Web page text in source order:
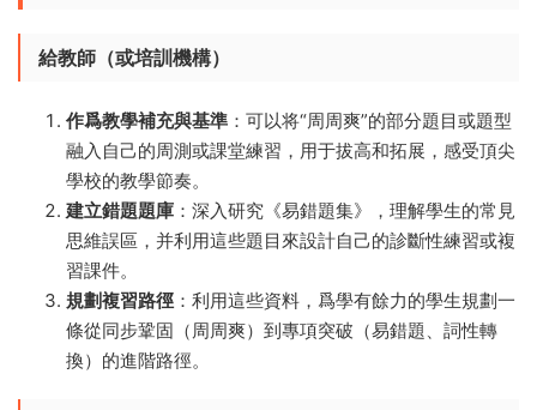
給教師（或培訓機構）
作爲教學補充與基準 ：可以将“周周爽”的部分題目或題型
融入自己的周測或課堂練習，用于拔高和拓展，感受頂尖
學校的教學節奏。
建立錯題題庫 ：深入研究《易錯題集》，理解學生的常見
思維誤區，并利用這些題目來設計自己的診斷性練習或複
習課件。
規劃複習路徑 ：利用這些資料，爲學有餘力的學生規劃一
條從同步鞏固（周周爽）到專項突破（易錯題、詞性轉
換）的進階路徑。